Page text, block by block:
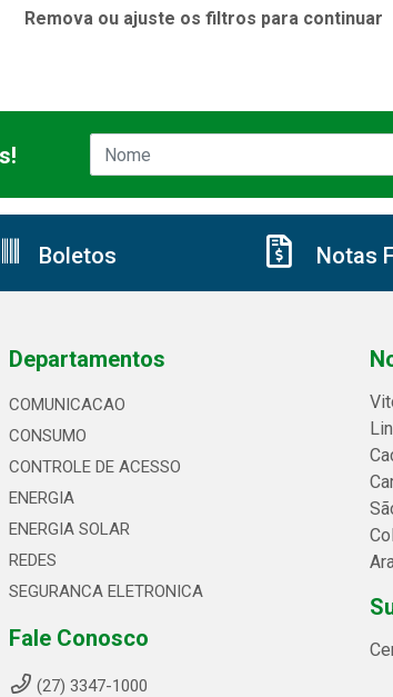
Remova ou ajuste os filtros para continuar
Boletos Notas
Departamentos
COMUNICACAO
CONSUMO
CONTROLE DE ACESSO
ENERGIA
ENERGIA SOLAR
REDES
SEGURANCA ELETRONICA
Fale Conosco
(27) 3347-1000